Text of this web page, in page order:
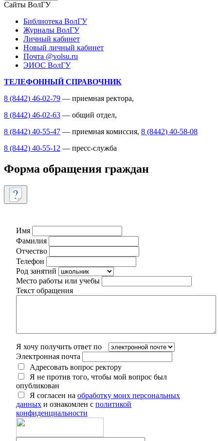
Сайты ВолГУ
Библиотека ВолГУ
Журналы ВолГУ
Личный кабинет
Новый личный кабинет
Почта @volsu.ru
ЭИОС ВолГУ
ТЕЛЕФОННЫЙ СПРАВОЧНИК
8 (8442) 46-02-79 — приемная ректора,
8 (8442) 46-02-63 — общий отдел,
8 (8442) 40-55-47 — приемная комиссия, 8 (8442) 40-58-08
8 (8442) 40-55-12 — пресс-служба
Форма обращения граждан
Имя
Фамилия
Отчество
Телефон
Род занятий
Место работы или учебы
Текст обращения
Я хочу получить ответ по
Электронная почта
Адресовать вопрос ректору
Я не против того, чтобы мой вопрос был
опубликован
Я согласен на обработку моих персональных
данных и ознакомлен с политикой
конфиденциальности